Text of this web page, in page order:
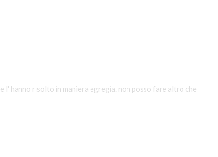
l' hanno risolto in maniera egregia. non posso fare altro che